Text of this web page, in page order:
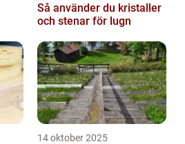
Så använder du kristaller
och stenar för lugn
14 oktober 2025